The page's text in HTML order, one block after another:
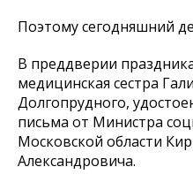
Поэтому сегодняшний
В преддверии
медицинская сестра
Долгопрудного,
письма от Министра
Московской области
Александровича.